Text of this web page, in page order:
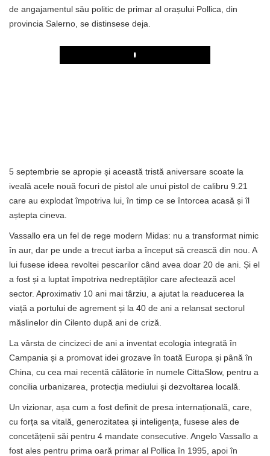
de angajamentul său politic de primar al orașului Pollica, din
provincia Salerno, se distinsese deja.
Play
5 septembrie se apropie și această tristă aniversare scoate la
iveală acele nouă focuri de pistol ale unui pistol de calibru 9.21
care au explodat împotriva lui, în timp ce se întorcea acasă și îl
aștepta cineva.
Vassallo era un fel de rege modern Midas: nu a transformat nimic
în aur, dar pe unde a trecut iarba a început să crească din nou. A
lui fusese ideea revoltei pescarilor când avea doar 20 de ani. Și el
a fost și a luptat împotriva nedreptăților care afectează acel
sector. Aproximativ 10 ani mai târziu, a ajutat la readucerea la
viață a portului de agrement și la 40 de ani a relansat sectorul
măslinelor din Cilento după ani de criză.
La vârsta de cincizeci de ani a inventat ecologia integrată în
Campania și a promovat idei grozave în toată Europa și până în
China, cu cea mai recentă călătorie în numele CittaSlow, pentru a
concilia urbanizarea, protecția mediului și dezvoltarea locală.
Un vizionar, așa cum a fost definit de presa internațională, care,
cu forța sa vitală, generozitatea și inteligența, fusese ales de
concetățenii săi pentru 4 mandate consecutive. Angelo Vassallo a
fost ales pentru prima oară primar al Pollica în 1995, apoi în